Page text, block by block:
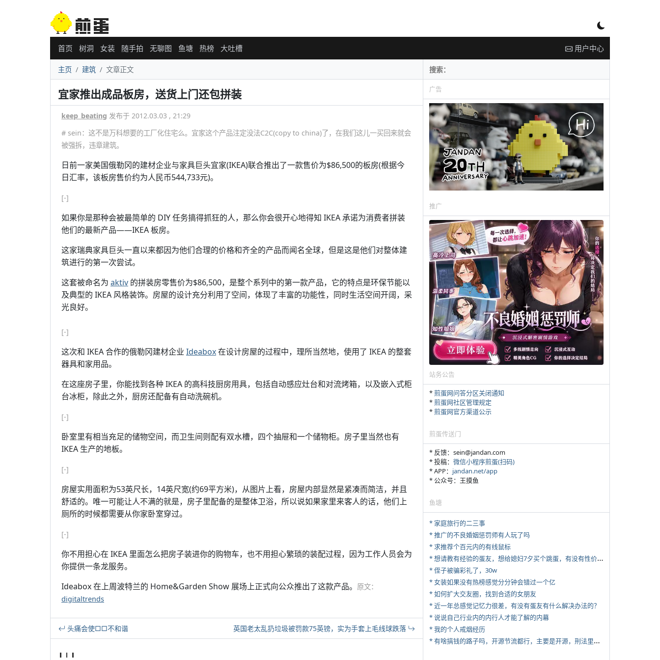
首页 树洞 女装 随手拍 无聊图 鱼塘 热榜 大吐槽 用户中心
主页 建筑 文章正文
宜家推出成品板房，送货上门还包拼装
keep_beating 发布于 2012.03.03 , 21:29
# sein：这不是万科想要的工厂化住宅么。宜家这个产品注定没法C2C(copy to china)了，在我们这儿一买回来就会
被强拆，违章建筑。
日前一家美国俄勒冈的建材企业与家具巨头宜家(IKEA)联合推出了一款售价为$86,500的板房(根据今
日汇率，该板房售价约为人民币544,733元)。
[-]
如果你是那种会被最简单的 DIY 任务搞得抓狂的人，那么你会很开心地得知 IKEA 承诺为消费者拼装
他们的最新产品——IKEA 板房。
这家瑞典家具巨头一直以来都因为他们合理的价格和齐全的产品而闻名全球，但是这是他们对整体建
筑进行的第一次尝试。
这套被命名为 aktiv 的拼装房零售价为$86,500，是整个系列中的第一款产品，它的特点是环保节能以
及典型的 IKEA 风格装饰。房屋的设计充分利用了空间，体现了丰富的功能性，同时生活空间开阔，采
光良好。
[-]
这次和 IKEA 合作的俄勒冈建材企业 Ideabox在设计房屋的过程中，理所当然地，使用了 IKEA 的整套
器具和家用品。
在这座房子里，你能找到各种 IKEA 的高科技厨房用具，包括自动感应灶台和对流烤箱，以及嵌入式柜
台冰柜，除此之外，厨房还配备有自动洗碗机。
[-]
卧室里有相当充足的储物空间，而卫生间则配有双水槽，四个抽屉和一个储物柜。房子里当然也有
IKEA 生产的地板。
[-]
房屋实用面积为53英尺长，14英尺宽(约69平方米)，从图片上看，房屋内部显然是紧凑而简洁，并且
舒适的。唯一可能让人不满的就是，房子里配备的是整体卫浴，所以说如果家里来客人的话，他们上
厕所的时候都需要从你家卧室穿过。
[-]
你不用担心在 IKEA 里面怎么把房子装进你的购物车，也不用担心繁琐的装配过程，因为工作人员会为
你提供一条龙服务。
Ideabox 在上周波特兰的 Home&Garden Show 展场上正式向公众推出了这款产品。 原文：
digitaltrends
头痛会使□□不和谐 英国老太乱扔垃圾被罚款75英镑，实为手套上毛线球跌落
广告
推广
站务公告
*煎蛋网问答分区关闭通知
*煎蛋网社区管理规定
*煎蛋网官方渠道公示
煎蛋传送门
* 反馈：sein@jandan.com
* 投稿： 微信小程序煎蛋(扫码)
* APP： jandan.net/app
* 公众号：王摸鱼
鱼塘
* 家庭旅行的二三事
* 推广的不良婚姻惩罚师有人玩了吗
* 求推荐个百元内的有线鼠标
*
想请教有经验的蛋友，想给媳妇7夕买个跳蛋，有没有性价比高的推荐
* 侄子被骗彩礼了，30w
* 女装如果没有热榜感觉分分钟会错过一个亿
* 如何扩大交友圈，找到合适的女朋友
* 近一年总感觉记忆力很差，有没有蛋友有什么解决办法的？
* 说说自己行业内的内行人才能了解的内幕
* 我的个人戒烟经历
*
有啥搞钱的路子吗，开源节流都行，主要是开源，刑法里的咱不做